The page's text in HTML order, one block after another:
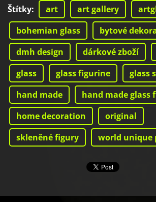
Štítky: art art gallery
bohemian glass
bytové
dmh design
dárkové zboží
glass
glass figurine
glass
hand made
hand made glass
home decoration
original
skleněné figury
world unique